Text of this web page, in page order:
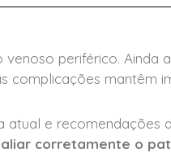
periférico. Ainda
complicações mantêm
e recomendações
corretamente o